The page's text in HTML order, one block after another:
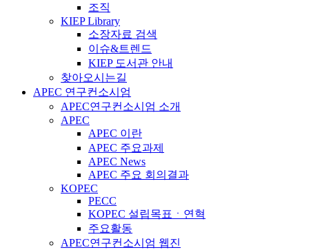
조직
KIEP Library
소장자료 검색
이슈&트렌드
KIEP 도서관 안내
찾아오시는길
APEC 연구컨소시엄
APEC연구컨소시엄 소개
APEC
APEC 이란
APEC 주요과제
APEC News
APEC 주요 회의결과
KOPEC
PECC
KOPEC 설립목표ㆍ연혁
주요활동
APEC연구컨소시엄 웹진